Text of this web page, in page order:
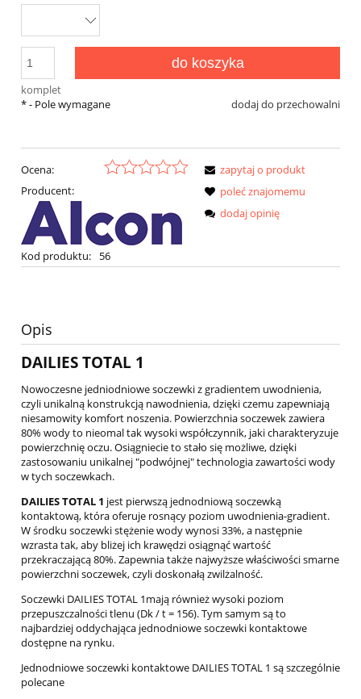
komplet
do koszyka
dodaj do przechowalni
*- Pole wymagane
Ocena:
Producent:
Kod produktu: 56
zapytaj o produkt
poleć znajomemu
dodaj opinię
Opis
DAILIES TOTAL 1
Nowoczesne jedniodniowe soczewki z gradientem uwodnienia,
czyli unikalną konstrukcją nawodnienia, dzięki czemu zapewniają
niesamowity komfort noszenia. Powierzchnia soczewek zawiera
80% wody to nieomal tak wysoki współczynnik, jaki charakteryzuje
powierzchnię oczu. Osiągniecie to stało się możliwe, dzięki
zastosowaniu unikalnej "podwójnej" technologia zawartości wody
w tych soczewkach.
DAILIES TOTAL 1 jest pierwszą jednodniową soczewką
kontaktową, która oferuje rosnący poziom uwodnienia-gradient.
W środku soczewki stężenie wody wynosi 33%, a następnie
wzrasta tak, aby bliżej ich krawędzi osiągnąć wartość
przekraczającą 80%. Zapewnia także najwyższe właściwości smarne
powierzchni soczewek, czyli doskonałą zwilżalność.
Soczewki DAILIES TOTAL 1mają również wysoki poziom
przepuszczalności tlenu (Dk / t = 156). Tym samym są to
najbardziej oddychająca jednodniowe soczewki kontaktowe
dostępne na rynku.
Jednodniowe soczewki kontaktowe DAILIES TOTAL 1 są szczególnie
polecane